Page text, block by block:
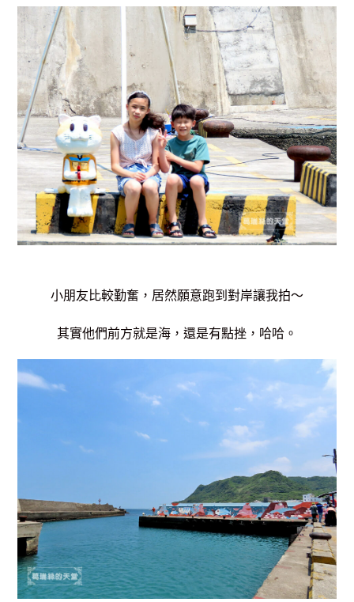
小朋友比較勤奮，居然願意跑到對岸讓我拍～
其實他們前方就是海，還是有點挫，哈哈。